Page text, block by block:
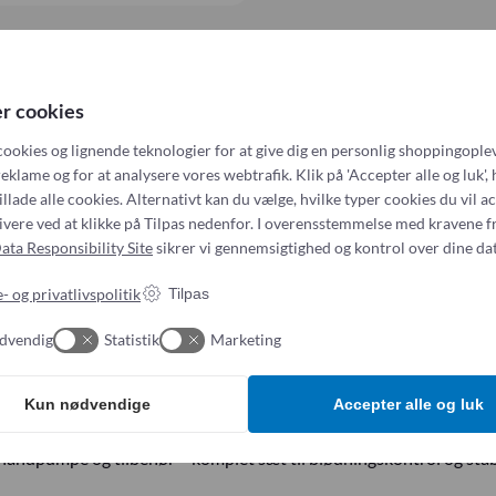
blødninger i områder, hvor traditionelle tourniqueter
for immobilisering af bækkenfrakturer.
fjernes, inden kompressionsenheden (TCD) oppustes. Når
fastholdes med en robust Velcro®-rem.
medfølgende håndpumpe eller en standard Luer-lock
i forskellige konfigurationer, herunder med TCD Extender til
og tilbehør – komplet sæt til blødningskontrol og
cookies
og lignende teknologier for at give dig en personlig
og for at analysere vores webtrafik. Klik på 'Accepter alle og luk',
alle cookies. Alternativt kan du vælge, hvilke typer cookies du vil
ved at klikke på Tilpas nedenfor. I overensstemmelse med kravene
Responsibility Sitesikrer vi gennemsigtighed og kontrol over dine
og privatlivspolitik Tilpas
Statistik Marketing
Kun nødvendige Accepter alle og luk